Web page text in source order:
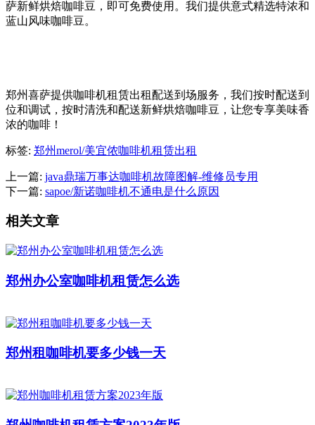
萨新鲜烘焙咖啡豆，即可免费使用。我们提供意式精选特浓和
蓝山风味咖啡豆。
郑州喜萨提供咖啡机租赁出租配送到场服务，我们按时配送到
位和调试，按时清洗和配送新鲜烘焙咖啡豆，让您专享美味香
浓的咖啡！
标签: 郑州merol/美宜侬咖啡机租赁出租
上一篇: java鼎瑞万事达咖啡机故障图解-维修员专用
下一篇: sapoe/新诺咖啡机不通电是什么原因
相关文章
郑州办公室咖啡机租赁怎么选
郑州租咖啡机要多少钱一天